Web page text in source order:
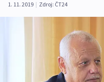
1. 11. 2019 | Zdroj: ČT24